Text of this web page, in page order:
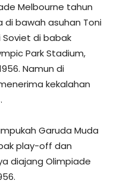
Melbourne tahun
di bawah asuhan Toni
Soviet di babak
Park Stadium,
Namun di
kekalahan
Garuda Muda
play-off dan
diajang Olimpiade